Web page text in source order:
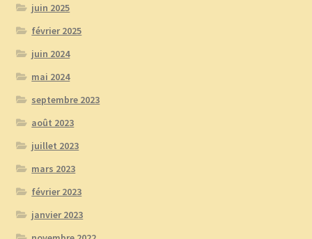
juin 2025
février 2025
juin 2024
mai 2024
septembre 2023
août 2023
juillet 2023
mars 2023
février 2023
janvier 2023